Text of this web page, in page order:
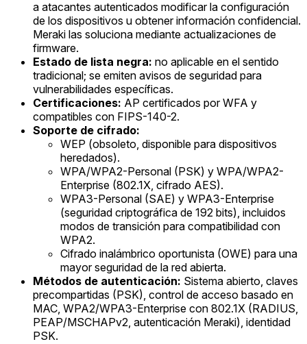
a atacantes autenticados modificar la configuración
de los dispositivos u obtener información confidencial.
Meraki las soluciona mediante actualizaciones de
firmware.
Estado de lista negra: no aplicable en el sentido
tradicional; se emiten avisos de seguridad para
vulnerabilidades específicas.
Certificaciones: AP certificados por WFA y
compatibles con FIPS-140-2.
Soporte de cifrado:
WEP (obsoleto, disponible para dispositivos
heredados).
WPA/WPA2-Personal (PSK) y WPA/WPA2-
Enterprise (802.1X, cifrado AES).
WPA3-Personal (SAE) y WPA3-Enterprise
(seguridad criptográfica de 192 bits), incluidos
modos de transición para compatibilidad con
WPA2.
Cifrado inalámbrico oportunista (OWE) para una
mayor seguridad de la red abierta.
Métodos de autenticación: Sistema abierto, claves
precompartidas (PSK), control de acceso basado en
MAC, WPA2/WPA3-Enterprise con 802.1X (RADIUS,
PEAP/MSCHAPv2, autenticación Meraki), identidad
PSK.